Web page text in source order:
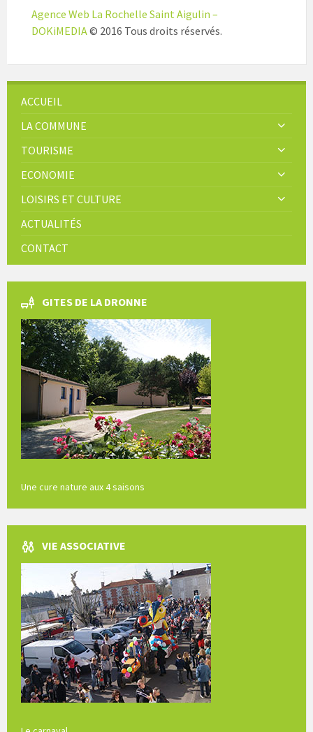
Agence Web La Rochelle Saint Aigulin –
DOKiMEDIA© 2016 Tous droits réservés.
ACCUEIL
LA COMMUNE
TOURISME
ECONOMIE
LOISIRS ET CULTURE
ACTUALITÉS
CONTACT
GITES DE LA DRONNE
Une cure nature aux 4 saisons
VIE ASSOCIATIVE